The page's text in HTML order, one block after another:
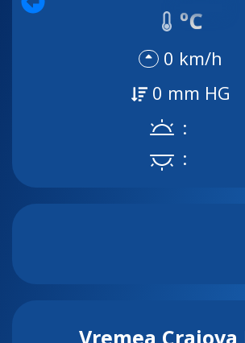
ºC
0 km/h
0 mm HG
:
:
Vremea Craiova